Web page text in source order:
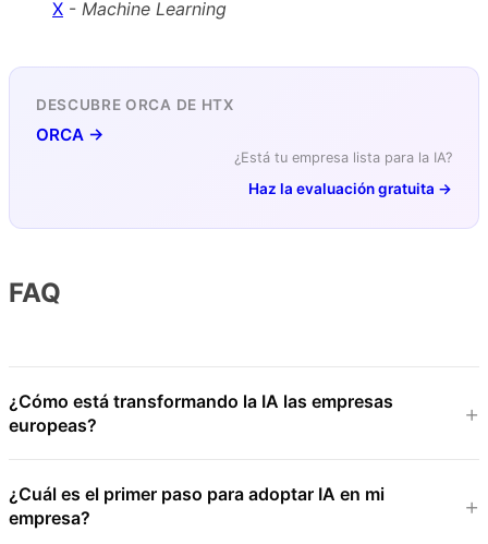
X - Machine Learning
DESCUBRE ORCA DE HTX
ORCA →
¿Está tu empresa lista para la IA?
Haz la evaluación gratuita →
FAQ
¿Cómo está transformando la IA las empresas
europeas?
¿Cuál es el primer paso para adoptar IA en mi
empresa?